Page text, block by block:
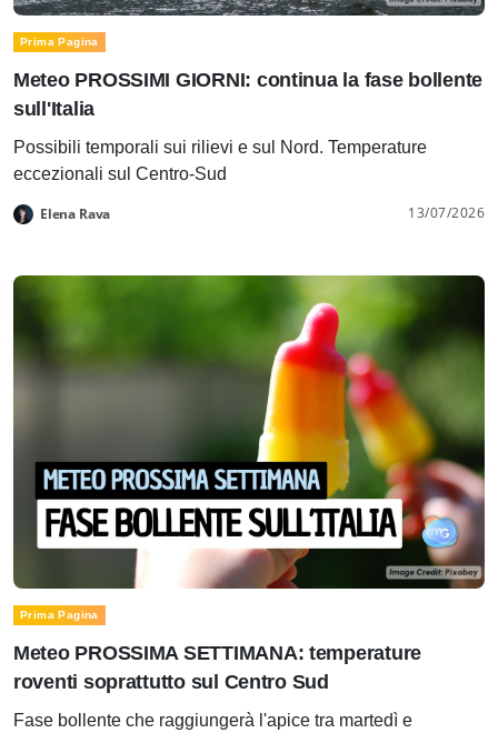
Prima Pagina
Meteo PROSSIMI GIORNI: continua la fase bollente
sull'Italia
Possibili temporali sui rilievi e sul Nord. Temperature
eccezionali sul Centro-Sud
Elena Rava 13/07/2026
Prima Pagina
Meteo PROSSIMA SETTIMANA: temperature
roventi soprattutto sul Centro Sud
Fase bollente che raggiungerà l'apice tra martedì e